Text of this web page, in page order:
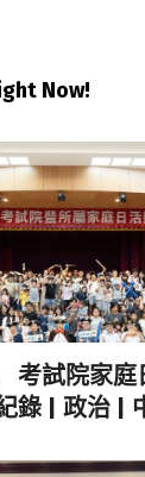
Now!
試院家庭
錄 | 政治 |